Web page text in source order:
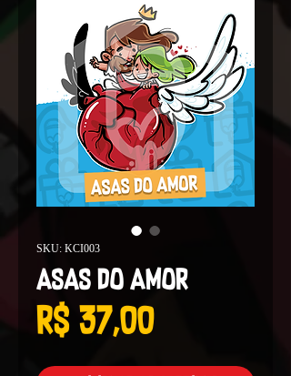
SKU: KCI003
Asas do Amor
R$ 37,00Preço